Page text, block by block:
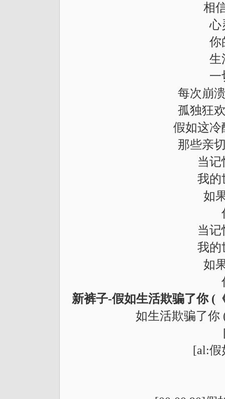
相
心
你
生
一
每次崩
孤独狂
假如这冷
那些亲
当
我的
如
当
我的
如
新裤子-假如生活欺骗了你 (
如生活欺骗了你
[al:假